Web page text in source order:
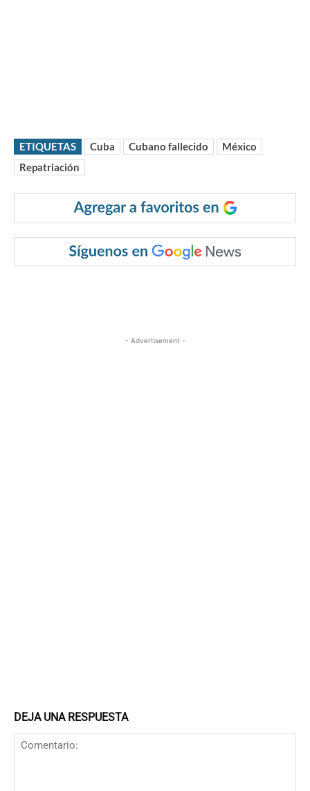
ETIQUETAS Cuba Cubano fallecido
México
Repatriación
- Advertisement -
DEJA UNA RESPUESTA